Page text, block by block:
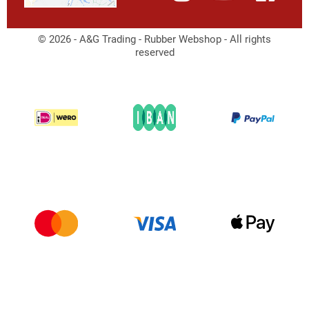
© 2026 - A&G Trading - Rubber Webshop - All rights
reserved